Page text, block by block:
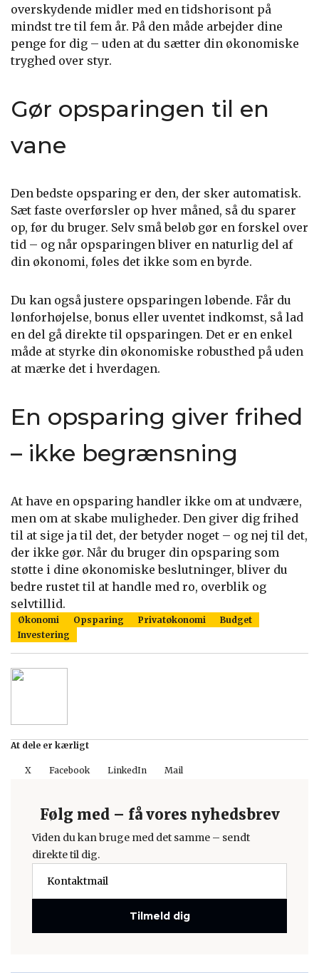
overskydende midler med en tidshorisont på
mindst tre til fem år. På den måde arbejder dine
penge for dig – uden at du sætter din økonomiske
tryghed over styr.
Gør opsparingen til en
vane
Den bedste opsparing er den, der sker automatisk.
Sæt faste overførsler op hver måned, så du sparer
op, før du bruger. Selv små beløb gør en forskel over
tid – og når opsparingen bliver en naturlig del af
din økonomi, føles det ikke som en byrde.
Du kan også justere opsparingen løbende. Får du
lønforhøjelse, bonus eller uventet indkomst, så lad
en del gå direkte til opsparingen. Det er en enkel
måde at styrke din økonomiske robusthed på uden
at mærke det i hverdagen.
En opsparing giver frihed
– ikke begrænsning
At have en opsparing handler ikke om at undvære,
men om at skabe muligheder. Den giver dig frihed
til at sige ja til det, der betyder noget – og nej til det,
der ikke gør. Når du bruger din opsparing som
støtte i dine økonomiske beslutninger, bliver du
bedre rustet til at handle med ro, overblik og
selvtillid.
Økonomi Opsparing Privatøkonomi
Budget
Investering
At dele er kærligt
X Facebook LinkedIn Mail
Følg med – få vores nyhedsbrev
Viden du kan bruge med det samme – sendt
direkte til dig.
Tilmeld dig